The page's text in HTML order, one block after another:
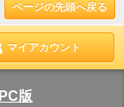
ページの先頭へ戻る
マイアカウント
PC版